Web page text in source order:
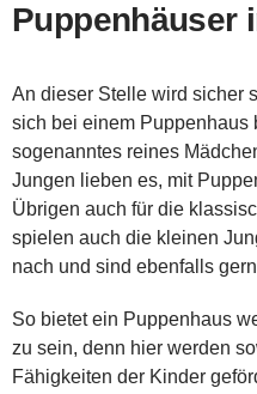
Puppenhäuser
An dieser Stelle wird sicher
sich bei einem Puppenhaus
sogenanntes reines
Jungen lieben es, mit
Übrigen auch für die
spielen auch die kleinen
nach und sind ebenfalls
So bietet ein Puppenhaus
zu sein, denn hier werden
Fähigkeiten der Kinder